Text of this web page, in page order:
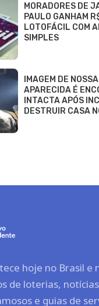
MORADORES DE
PAULO GANHAM
LOTOFÁCIL COM
SIMPLES
IMAGEM DE
APARECIDA É
INTACTA APÓS
DESTRUIR CASA
hoje no Brasil e
de loterias,
e guias de